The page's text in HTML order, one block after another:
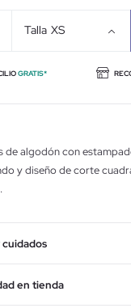
Talla XS
GRATIS*
de algodón con
y diseño de corte
en tienda